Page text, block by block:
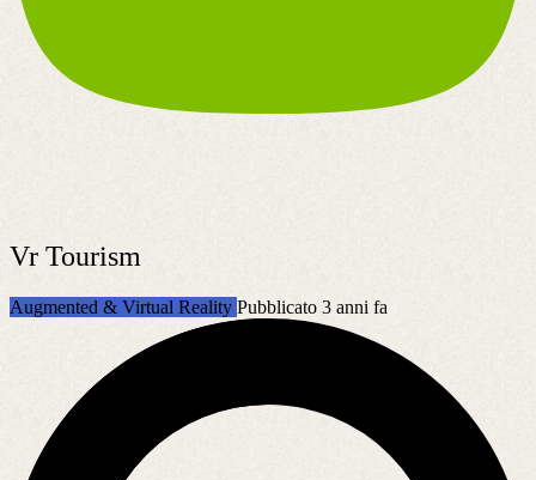
Vr Tourism
Augmented & Virtual Reality Pubblicato 3 anni fa